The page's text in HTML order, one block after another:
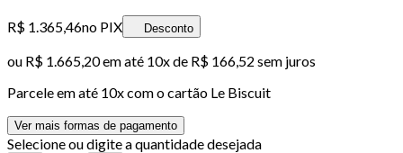
R$ 1.365,46no PIX Desconto
ou R$ 1.665,20em até 10x de R$ 166,52 sem juros
Parcele em até 10x com o cartão Le Biscuit
Ver mais formas de pagamento
Selecione ou digite a quantidade desejada